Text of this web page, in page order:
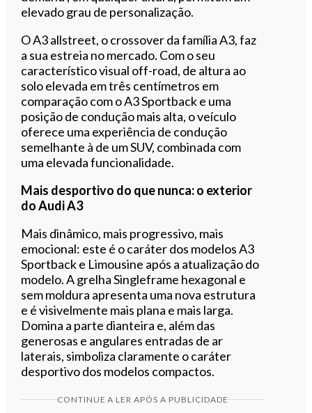
elevado grau de personalização.
O A3 allstreet, o crossover da família A3, faz
a sua estreia no mercado. Com o seu
característico visual off-road, de altura ao
solo elevada em três centímetros em
comparação com o A3 Sportback e uma
posição de condução mais alta, o veículo
oferece uma experiência de condução
semelhante à de um SUV, combinada com
uma elevada funcionalidade.
Mais desportivo do que nunca: o exterior
do Audi A3
Mais dinâmico, mais progressivo, mais
emocional: este é o caráter dos modelos A3
Sportback e Limousine após a atualização do
modelo. A grelha Singleframe hexagonal e
sem moldura apresenta uma nova estrutura
e é visivelmente mais plana e mais larga.
Domina a parte dianteira e, além das
generosas e angulares entradas de ar
laterais, simboliza claramente o caráter
desportivo dos modelos compactos.
CONTINUE A LER APÓS A PUBLICIDADE